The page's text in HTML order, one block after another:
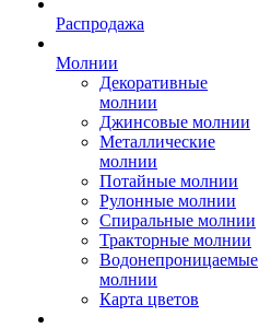
Распродажа
Молнии
Декоративные
молнии
Джинсовые молнии
Металлические
молнии
Потайные молнии
Рулонные молнии
Спиральные молнии
Тракторные молнии
Водонепроницаемые
молнии
Карта цветов